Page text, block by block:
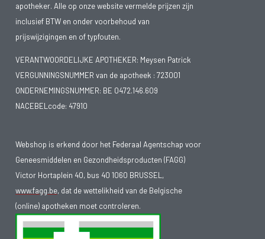
apotheker. Alle op onze website vermelde prijzen zijn
inclusief BTW en onder voorbehoud van
prijswijzigingen en of typfouten.
VERANTWOORDELIJKE APOTHEKER: Meysen Patrick
VERGUNNINGSNUMMER van de apotheek : 723001
ONDERNEMINGSNUMMER: BE 0472.146.609
NACEBELcode: 47910
Webshop is erkend door het Federaal Agentschap voor
Geneesmiddelen en Gezondheidsproducten (FAGG)
Victor Hortaplein 40, bus 40 1060 BRUSSEL,
www.fagg.be, dat de wettelikheid van de Belgische
(online) apotheken moet controleren.